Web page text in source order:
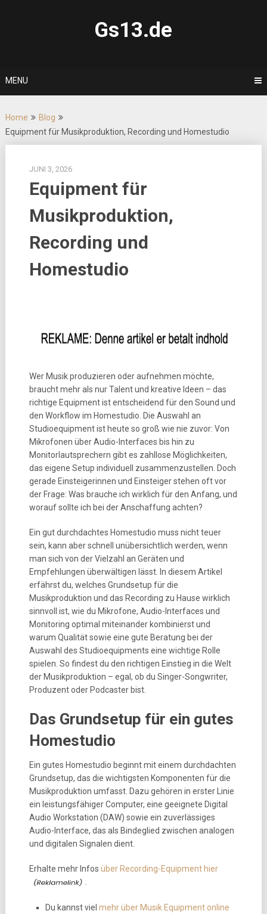
Gs13.de
MENU
Home
Blog
Equipment für Musikproduktion, Recording und Homestudio
JUNI 3, 2026
Equipment für
Musikproduktion,
Recording und
Homestudio
Wer Musik produzieren oder aufnehmen möchte,
braucht mehr als nur Talent und kreative Ideen – das
richtige Equipment ist entscheidend für den Sound und
den Workflow im Homestudio. Die Auswahl an
Studioequipment ist heute so groß wie nie zuvor: Von
Mikrofonen über Audio-Interfaces bis hin zu
Monitorlautsprechern gibt es zahllose Möglichkeiten,
das eigene Setup individuell zusammenzustellen. Doch
gerade Einsteigerinnen und Einsteiger stehen oft vor
der Frage: Was brauche ich wirklich für den Anfang, und
worauf sollte ich bei der Anschaffung achten?
Ein gut durchdachtes Homestudio muss nicht teuer
sein, kann aber schnell unübersichtlich werden, wenn
man sich von der Vielzahl an Geräten und
Empfehlungen überwältigen lässt. In diesem Artikel
erfährst du, welches Grundsetup für die
Musikproduktion und das Recording zu Hause wirklich
sinnvoll ist, wie du Mikrofone, Audio-Interfaces und
Monitoring optimal miteinander kombinierst und
warum Qualität sowie eine gute Beratung bei der
Auswahl des Studioequipments eine wichtige Rolle
spielen. So findest du den richtigen Einstieg in die Welt
der Musikproduktion – egal, ob du Singer-Songwriter,
Produzent oder Podcaster bist.
Das Grundsetup für ein gutes
Homestudio
Ein gutes Homestudio beginnt mit einem durchdachten
Grundsetup, das die wichtigsten Komponenten für die
Musikproduktion umfasst. Dazu gehören in erster Linie
ein leistungsfähiger Computer, eine geeignete Digital
Audio Workstation (DAW) sowie ein zuverlässiges
Audio-Interface, das als Bindeglied zwischen analogen
und digitalen Signalen dient.
Erhalte mehr Infos über Recording-Equipment hier
Du kannst viel mehr über Musik Equipment online